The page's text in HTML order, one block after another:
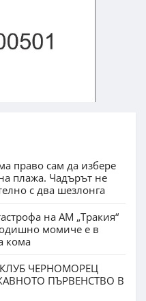
право сам да избере
плажа. Чадърът не
с два шезлонга
на АМ „Тракия“
момиче е в
кома
ЧЕРНОМОРЕЦ
ПЪРВЕНСТВО В